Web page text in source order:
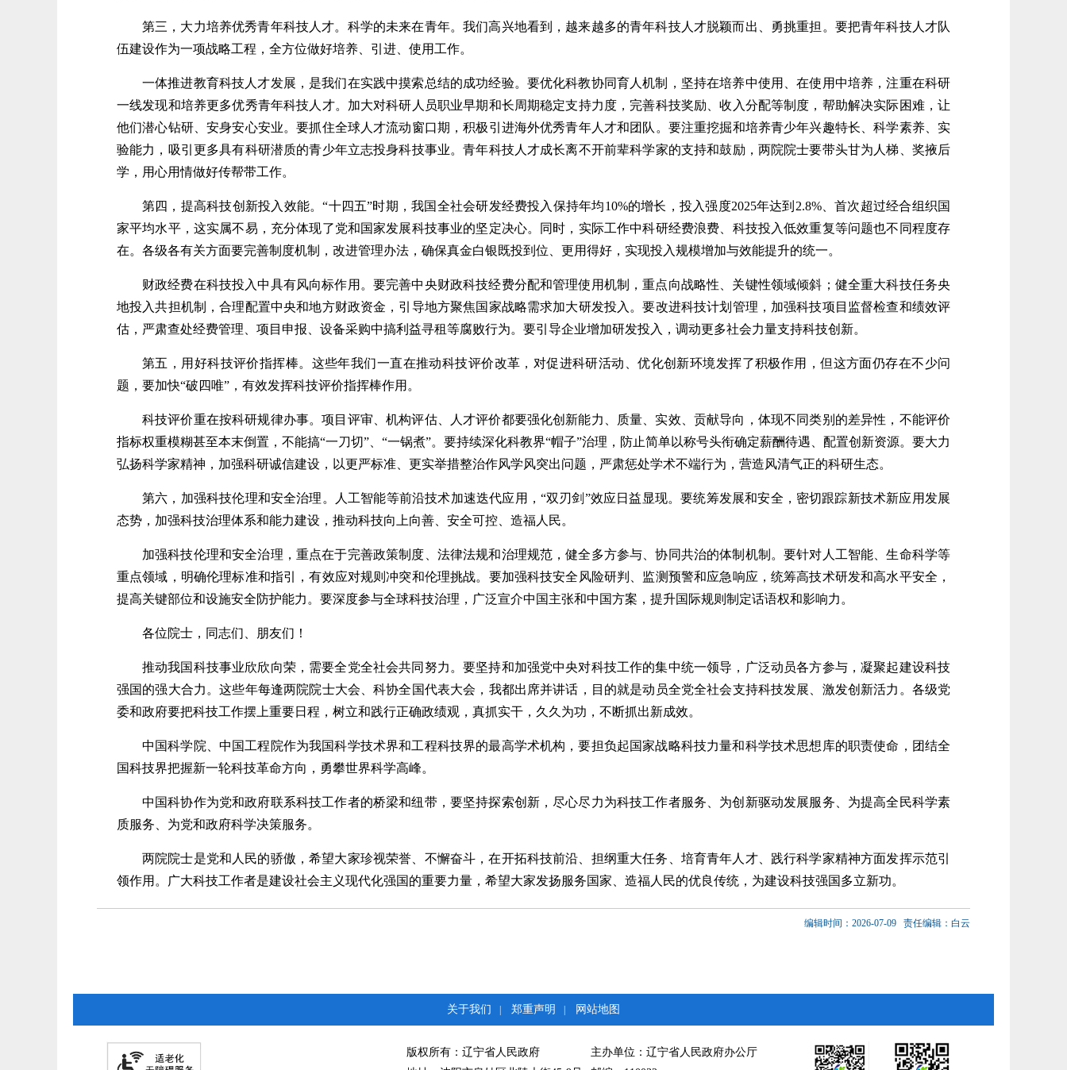
第三，大力培养优秀青年科技人才。科学的未来在青年。我们高兴地看到，越来越多的青年科技人才脱颖而出、勇挑重担。要把青年科技人才队
伍建设作为一项战略工程，全方位做好培养、引进、使用工作。
一体推进教育科技人才发展，是我们在实践中摸索总结的成功经验。要优化科教协同育人机制，坚持在培养中使用、在使用中培养，注重在科研
一线发现和培养更多优秀青年科技人才。加大对科研人员职业早期和长周期稳定支持力度，完善科技奖励、收入分配等制度，帮助解决实际困难，让
他们潜心钻研、安身安心安业。要抓住全球人才流动窗口期，积极引进海外优秀青年人才和团队。要注重挖掘和培养青少年兴趣特长、科学素养、实
验能力，吸引更多具有科研潜质的青少年立志投身科技事业。青年科技人才成长离不开前辈科学家的支持和鼓励，两院院士要带头甘为人梯、奖掖后
学，用心用情做好传帮带工作。
第四，提高科技创新投入效能。“十四五”时期，我国全社会研发经费投入保持年均10%的增长，投入强度2025年达到2.8%、首次超过经合组织国
家平均水平，这实属不易，充分体现了党和国家发展科技事业的坚定决心。同时，实际工作中科研经费浪费、科技投入低效重复等问题也不同程度存
在。各级各有关方面要完善制度机制，改进管理办法，确保真金白银既投到位、更用得好，实现投入规模增加与效能提升的统一。
财政经费在科技投入中具有风向标作用。要完善中央财政科技经费分配和管理使用机制，重点向战略性、关键性领域倾斜；健全重大科技任务央
地投入共担机制，合理配置中央和地方财政资金，引导地方聚焦国家战略需求加大研发投入。要改进科技计划管理，加强科技项目监督检查和绩效评
估，严肃查处经费管理、项目申报、设备采购中搞利益寻租等腐败行为。要引导企业增加研发投入，调动更多社会力量支持科技创新。
第五，用好科技评价指挥棒。这些年我们一直在推动科技评价改革，对促进科研活动、优化创新环境发挥了积极作用，但这方面仍存在不少问
题，要加快“破四唯”，有效发挥科技评价指挥棒作用。
科技评价重在按科研规律办事。项目评审、机构评估、人才评价都要强化创新能力、质量、实效、贡献导向，体现不同类别的差异性，不能评价
指标权重模糊甚至本末倒置，不能搞“一刀切”、“一锅煮”。要持续深化科教界“帽子”治理，防止简单以称号头衔确定薪酬待遇、配置创新资源。要大力
弘扬科学家精神，加强科研诚信建设，以更严标准、更实举措整治作风学风突出问题，严肃惩处学术不端行为，营造风清气正的科研生态。
第六，加强科技伦理和安全治理。人工智能等前沿技术加速迭代应用，“双刃剑”效应日益显现。要统筹发展和安全，密切跟踪新技术新应用发展
态势，加强科技治理体系和能力建设，推动科技向上向善、安全可控、造福人民。
加强科技伦理和安全治理，重点在于完善政策制度、法律法规和治理规范，健全多方参与、协同共治的体制机制。要针对人工智能、生命科学等
重点领域，明确伦理标准和指引，有效应对规则冲突和伦理挑战。要加强科技安全风险研判、监测预警和应急响应，统筹高技术研发和高水平安全，
提高关键部位和设施安全防护能力。要深度参与全球科技治理，广泛宣介中国主张和中国方案，提升国际规则制定话语权和影响力。
各位院士，同志们、朋友们！
推动我国科技事业欣欣向荣，需要全党全社会共同努力。要坚持和加强党中央对科技工作的集中统一领导，广泛动员各方参与，凝聚起建设科技
强国的强大合力。这些年每逢两院院士大会、科协全国代表大会，我都出席并讲话，目的就是动员全党全社会支持科技发展、激发创新活力。各级党
委和政府要把科技工作摆上重要日程，树立和践行正确政绩观，真抓实干，久久为功，不断抓出新成效。
中国科学院、中国工程院作为我国科学技术界和工程科技界的最高学术机构，要担负起国家战略科技力量和科学技术思想库的职责使命，团结全
国科技界把握新一轮科技革命方向，勇攀世界科学高峰。
中国科协作为党和政府联系科技工作者的桥梁和纽带，要坚持探索创新，尽心尽力为科技工作者服务、为创新驱动发展服务、为提高全民科学素
质服务、为党和政府科学决策服务。
两院院士是党和人民的骄傲，希望大家珍视荣誉、不懈奋斗，在开拓科技前沿、担纲重大任务、培育青年人才、践行科学家精神方面发挥示范引
领作用。广大科技工作者是建设社会主义现代化强国的重要力量，希望大家发扬服务国家、造福人民的优良传统，为建设科技强国多立新功。
编辑时间：2026-07-09 责任编辑：白云
关于我们 郑重声明 网站地图
版权所有：辽宁省人民政府
主办单位：辽宁省人民政府办公厅